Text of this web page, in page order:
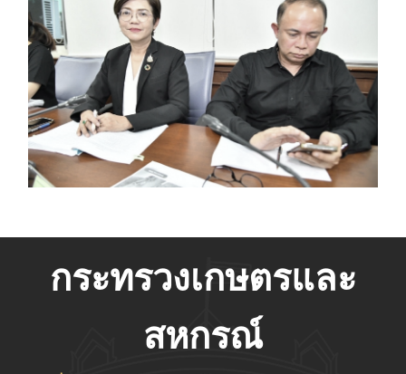
กระทรวงเกษตรและ
สหกรณ์